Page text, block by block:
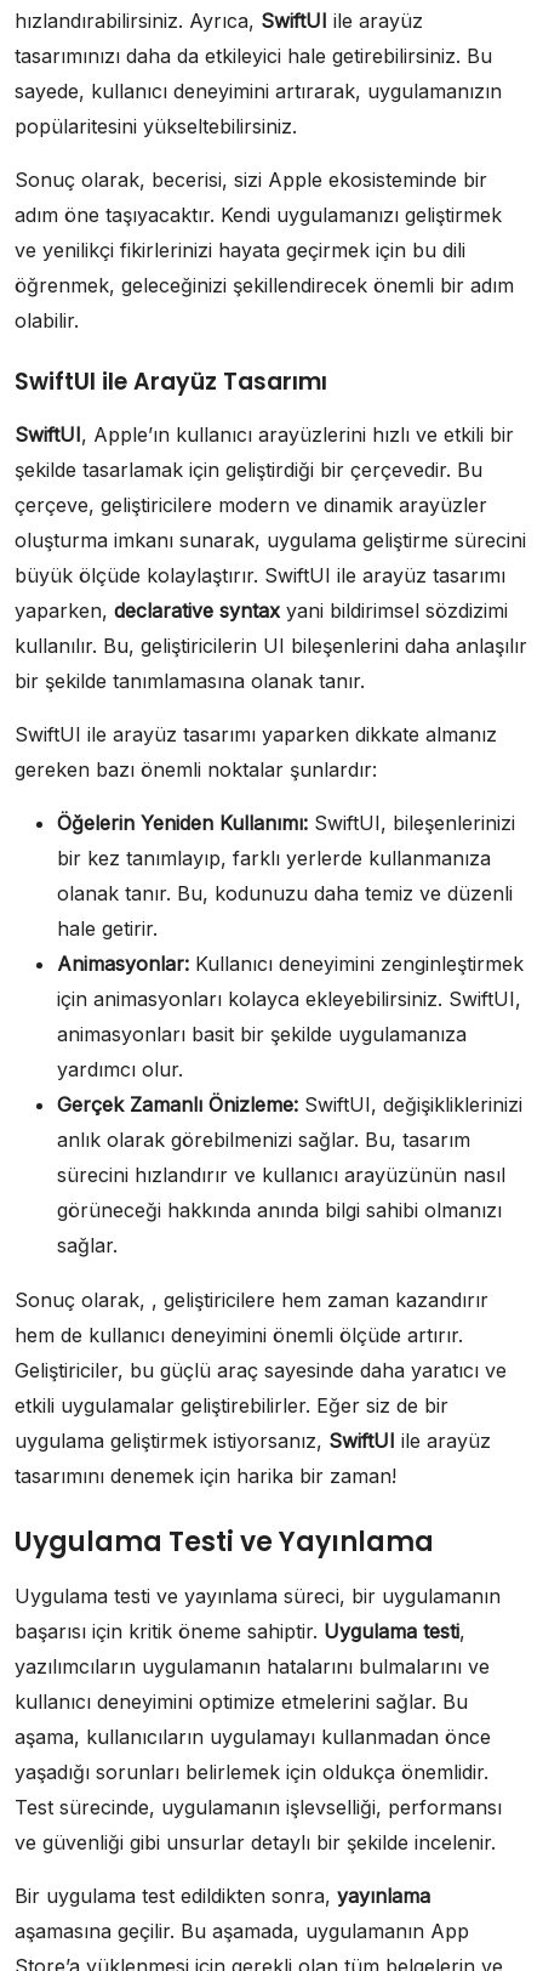
hızlandırabilirsiniz. Ayrıca, SwiftUI ile arayüz
tasarımınızı daha da etkileyici hale getirebilirsiniz. Bu
sayede, kullanıcı deneyimini artırarak, uygulamanızın
popülaritesini yükseltebilirsiniz.
Sonuç olarak, becerisi, sizi Apple ekosisteminde bir
adım öne taşıyacaktır. Kendi uygulamanızı geliştirmek
ve yenilikçi fikirlerinizi hayata geçirmek için bu dili
öğrenmek, geleceğinizi şekillendirecek önemli bir adım
olabilir.
SwiftUI ile Arayüz Tasarımı
SwiftUI, Apple’ın kullanıcı arayüzlerini hızlı ve etkili bir
şekilde tasarlamak için geliştirdiği bir çerçevedir. Bu
çerçeve, geliştiricilere modern ve dinamik arayüzler
oluşturma imkanı sunarak, uygulama geliştirme sürecini
büyük ölçüde kolaylaştırır. SwiftUI ile arayüz tasarımı
yaparken, declarative syntax yani bildirimsel sözdizimi
kullanılır. Bu, geliştiricilerin UI bileşenlerini daha anlaşılır
bir şekilde tanımlamasına olanak tanır.
SwiftUI ile arayüz tasarımı yaparken dikkate almanız
gereken bazı önemli noktalar şunlardır:
Öğelerin Yeniden Kullanımı: SwiftUI, bileşenlerinizi
bir kez tanımlayıp, farklı yerlerde kullanmanıza
olanak tanır. Bu, kodunuzu daha temiz ve düzenli
hale getirir.
Animasyonlar: Kullanıcı deneyimini zenginleştirmek
için animasyonları kolayca ekleyebilirsiniz. SwiftUI,
animasyonları basit bir şekilde uygulamanıza
yardımcı olur.
Gerçek Zamanlı Önizleme: SwiftUI, değişikliklerinizi
anlık olarak görebilmenizi sağlar. Bu, tasarım
sürecini hızlandırır ve kullanıcı arayüzünün nasıl
görüneceği hakkında anında bilgi sahibi olmanızı
sağlar.
Sonuç olarak, , geliştiricilere hem zaman kazandırır
hem de kullanıcı deneyimini önemli ölçüde artırır.
Geliştiriciler, bu güçlü araç sayesinde daha yaratıcı ve
etkili uygulamalar geliştirebilirler. Eğer siz de bir
uygulama geliştirmek istiyorsanız, SwiftUI ile arayüz
tasarımını denemek için harika bir zaman!
Uygulama Testi ve Yayınlama
Uygulama testi ve yayınlama süreci, bir uygulamanın
başarısı için kritik öneme sahiptir. Uygulama testi,
yazılımcıların uygulamanın hatalarını bulmalarını ve
kullanıcı deneyimini optimize etmelerini sağlar. Bu
aşama, kullanıcıların uygulamayı kullanmadan önce
yaşadığı sorunları belirlemek için oldukça önemlidir.
Test sürecinde, uygulamanın işlevselliği, performansı
ve güvenliği gibi unsurlar detaylı bir şekilde incelenir.
Bir uygulama test edildikten sonra, yayınlama
aşamasına geçilir. Bu aşamada, uygulamanın App